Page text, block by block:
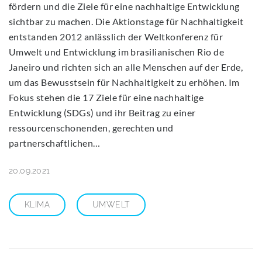
fördern und die Ziele für eine nachhaltige Entwicklung
sichtbar zu machen. Die Aktionstage für Nachhaltigkeit
entstanden 2012 anlässlich der Weltkonferenz für
Umwelt und Entwicklung im brasilianischen Rio de
Janeiro und richten sich an alle Menschen auf der Erde,
um das Bewusstsein für Nachhaltigkeit zu erhöhen. Im
Fokus stehen die 17 Ziele für eine nachhaltige
Entwicklung (SDGs) und ihr Beitrag zu einer
ressourcenschonenden, gerechten und
partnerschaftlichen…
20.09.2021
KLIMA UMWELT